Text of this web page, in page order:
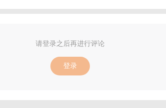
请登录之后再进行评论
登录